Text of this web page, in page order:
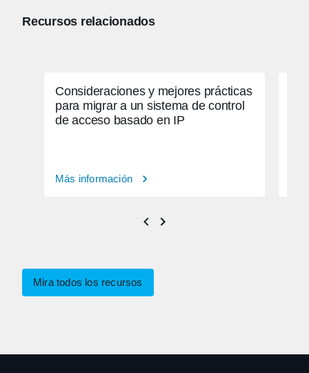
Recursos relacionados
Consideraciones y mejores prácticas
para migrar a un sistema de control
de acceso basado en IP
Más información
Mira todos los recursos